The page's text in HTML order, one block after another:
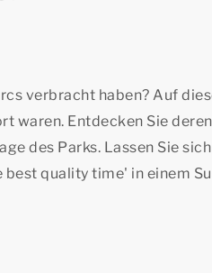
verbracht haben? Auf
waren. Entdecken Sie deren
des Parks. Lassen Sie sich
best quality time' in einem